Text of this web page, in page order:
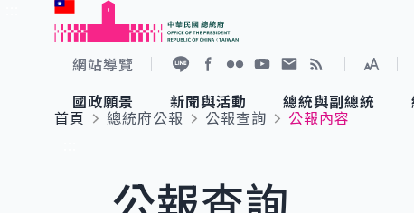
跳到主要內容
網站導覽
展開
國政願景
國家氣候變遷對策委員會
新聞與活動
總統府新聞
總統與副總統
賴清德總統
首頁
總統府公報 公報查詢
公報內容